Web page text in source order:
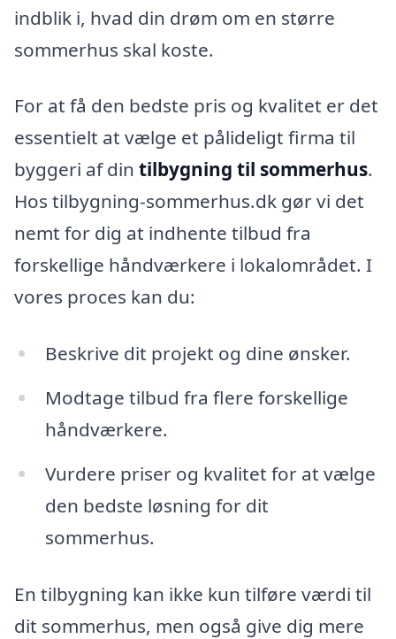
indblik i, hvad din drøm om en større
sommerhus skal koste.
For at få den bedste pris og kvalitet er det
essentielt at vælge et pålideligt firma til
byggeri af din tilbygning til sommerhus.
Hos tilbygning-sommerhus.dk gør vi det
nemt for dig at indhente tilbud fra
forskellige håndværkere i lokalområdet. I
vores proces kan du:
Beskrive dit projekt og dine ønsker.
Modtage tilbud fra flere forskellige
håndværkere.
Vurdere priser og kvalitet for at vælge
den bedste løsning for dit
sommerhus.
En tilbygning kan ikke kun tilføre værdi til
dit sommerhus, men også give dig mere